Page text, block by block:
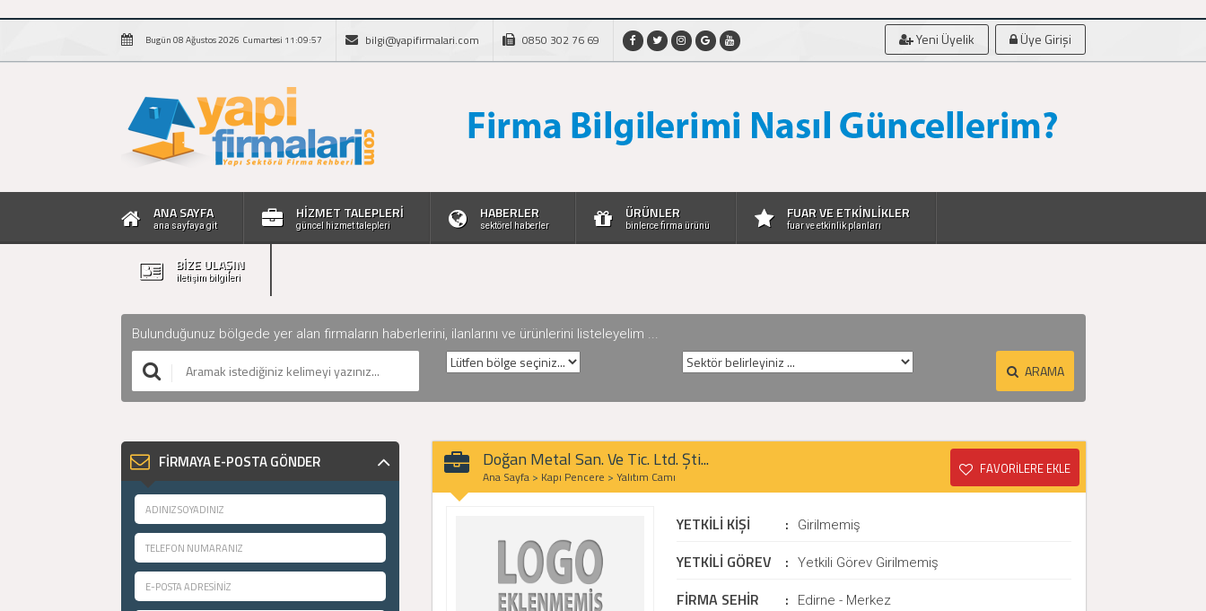
Bugün 08 Ağustos 2026 Cumartesi 11:09:58 bilgi@yapifirmalari.com 0850 302 76 69 Yeni Üyelik Üye Girişi
ANA SAYFA
ana sayfaya git
HİZMET TALEPLERİ
güncel hizmet talepleri
HABERLER
sektörel haberler
ÜRÜNLER
binlerce firma ürünü
FUAR VE ETKİNLİKLER
fuar ve etkinlik planları
BİZE ULAŞIN
iletişim bilgileri
Bulunduğunuz bölgede yer alan firmaların haberlerini, ilanlarını ve ürünlerini listeleyelim ...
ARAMA
FİRMAYA E-POSTA GÖNDER Doğan Metal San. Ve Tic. Ltd. Şti...
Ana Sayfa > Kapı Pencere > Yalıtım Camı FAVORİLERE EKLE
YETKİLİ KİŞİ : Girilmemiş
YETKİLİ GÖREV : Yetkili Görev Girilmemiş
FİRMA SEHİR : Edirne - Merkez